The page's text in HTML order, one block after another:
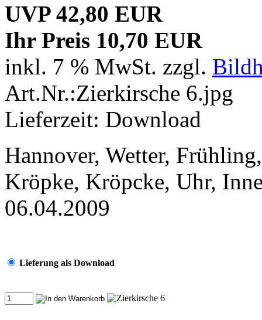
UVP 42,80 EUR
Ihr Preis 10,70 EUR
inkl. 7 % MwSt. zzgl.
Art.Nr.:Zierkirsche 6.jpg
Lieferzeit: Download
Hannover, Wetter,
Kröpke, Kröpcke, Uhr,
06.04.2009
Lieferung als Download